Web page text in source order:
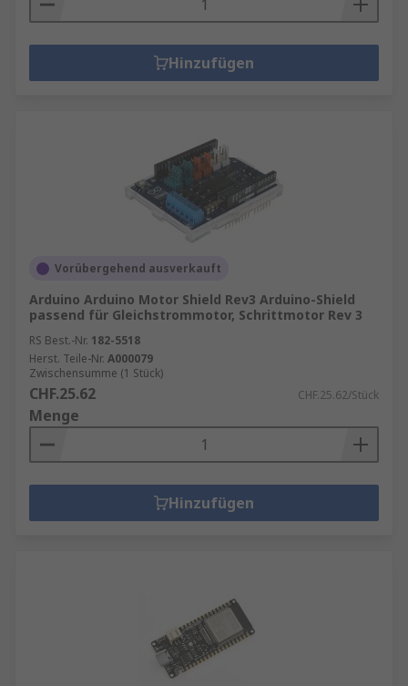
Hinzufügen
Vorübergehend ausverkauft
Arduino Arduino Motor Shield Rev3 Arduino-Shield
passend für Gleichstrommotor, Schrittmotor Rev 3
RS Best.-Nr. 182-5518
Herst. Teile-Nr. A000079
Zwischensumme (1 Stück)
CHF.25.62 CHF.25.62/Stück
Menge
Hinzufügen